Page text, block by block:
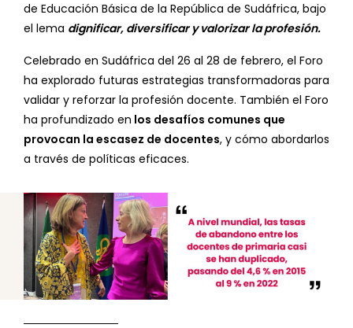
de Educación Básica de la República de Sudáfrica, bajo
el lema dignificar, diversificar y valorizar la profesión.
Celebrado en Sudáfrica del 26 al 28 de febrero, el Foro
ha explorado futuras estrategias transformadoras para
validar y reforzar la profesión docente. También el Foro
ha profundizado en los desafíos comunes que
provocan la escasez de docentes, y cómo abordarlos
a través de políticas eficaces.